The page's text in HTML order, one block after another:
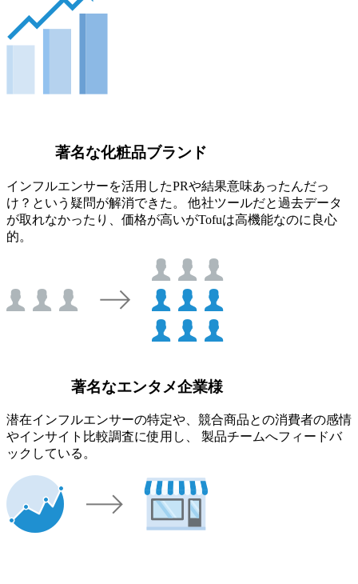
著名な化粧品ブランド
インフルエンサーを活用したPRや結果意味あったんだっ
け？という疑問が解消できた。 他社ツールだと過去データ
が取れなかったり、価格が高いがTofuは高機能なのに良心
的。
著名なエンタメ企業様
潜在インフルエンサーの特定や、競合商品との消費者の感情
やインサイト比較調査に使用し、 製品チームへフィードバ
ックしている。